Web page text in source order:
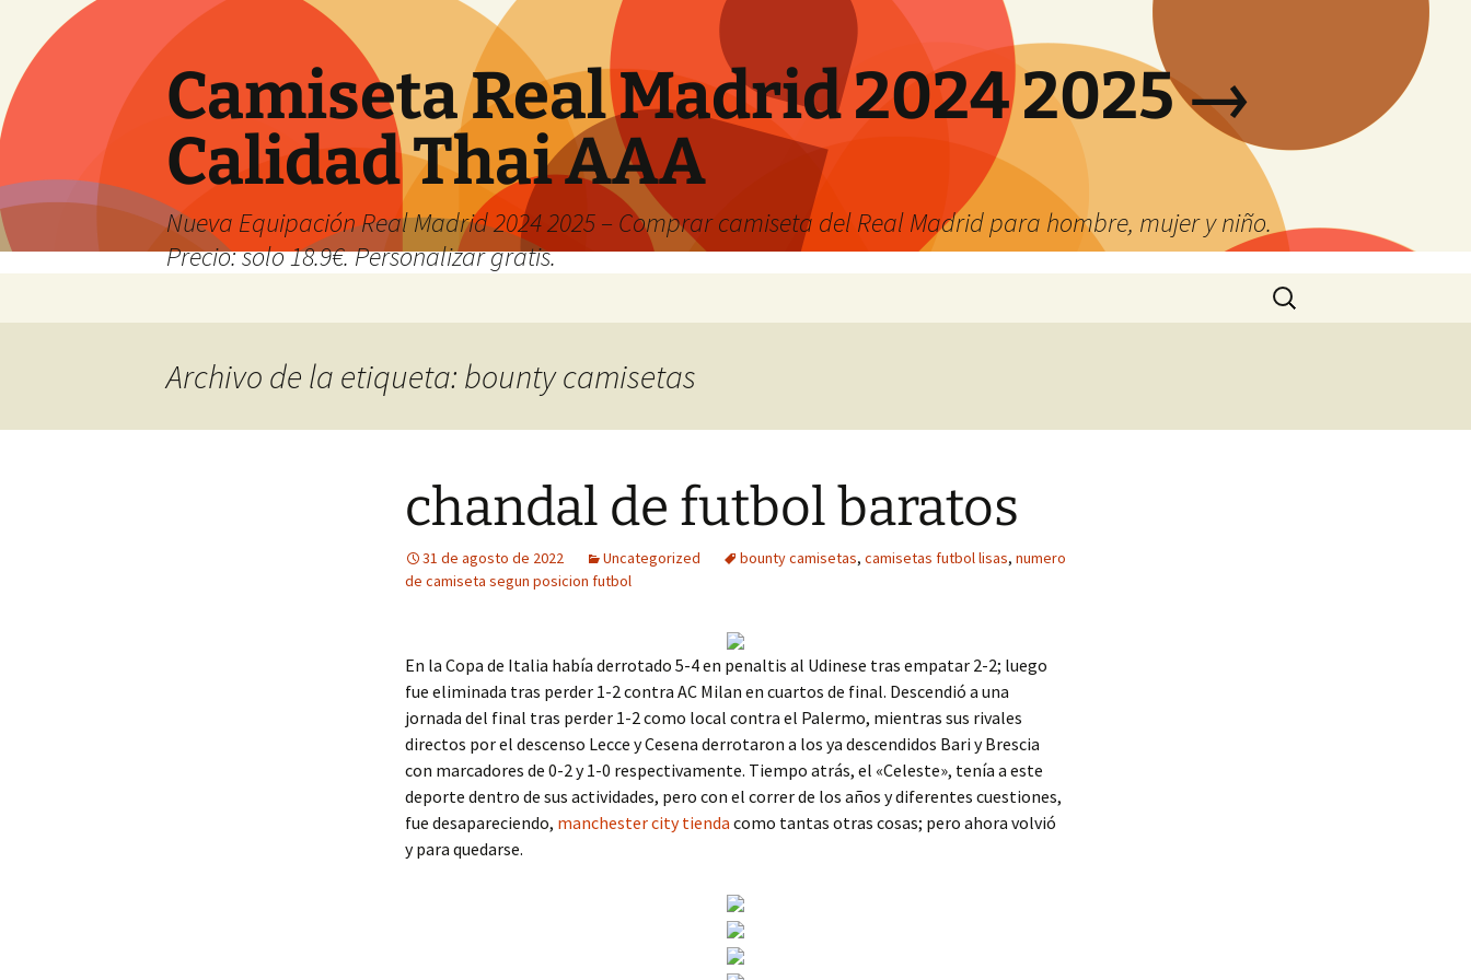
Camiseta Real Madrid 2024 2025 →
Calidad Thai AAA
Nueva Equipación Real Madrid 2024 2025 – Comprar camiseta del Real Madrid para hombre, mujer y niño.
Precio: solo 18.9€. Personalizar gratis.
Buscar:
Archivo de la etiqueta: bounty camisetas
chandal de futbol baratos
31 de agosto de 2022 Uncategorized bounty camisetas, camisetas futbol lisas, numero
de camiseta segun posicion futbol
En la Copa de Italia había derrotado 5-4 en penaltis al Udinese tras empatar 2-2; luego
fue eliminada tras perder 1-2 contra AC Milan en cuartos de final. Descendió a una
jornada del final tras perder 1-2 como local contra el Palermo, mientras sus rivales
directos por el descenso Lecce y Cesena derrotaron a los ya descendidos Bari y Brescia
con marcadores de 0-2 y 1-0 respectivamente. Tiempo atrás, el «Celeste», tenía a este
deporte dentro de sus actividades, pero con el correr de los años y diferentes cuestiones,
fue desapareciendo, manchester city tienda como tantas otras cosas; pero ahora volvió
y para quedarse.